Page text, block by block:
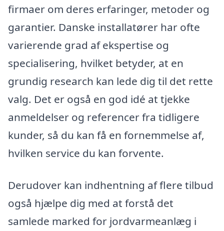
firmaer om deres erfaringer, metoder og
garantier. Danske installatører har ofte
varierende grad af ekspertise og
specialisering, hvilket betyder, at en
grundig research kan lede dig til det rette
valg. Det er også en god idé at tjekke
anmeldelser og referencer fra tidligere
kunder, så du kan få en fornemmelse af,
hvilken service du kan forvente.
Derudover kan indhentning af flere tilbud
også hjælpe dig med at forstå det
samlede marked for jordvarmeanlæg i